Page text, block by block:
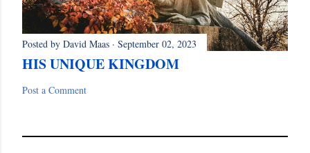
Posted by David Maas September 02, 2023
HIS UNIQUE KINGDOM
Post a Comment